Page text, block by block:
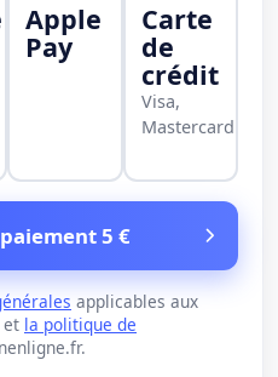
Apple
Pay
Carte
de
crédit
Visa,
Mastercard
5 €
applicables aux
et la politique de